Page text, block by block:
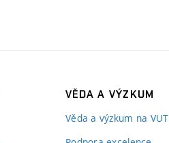
VĚDA A VÝZKUM
Věda a výzkum na VUT